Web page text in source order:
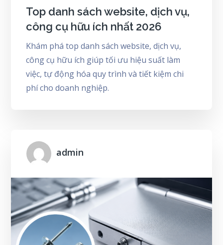
Top danh sách website, dịch vụ,
công cụ hữu ích nhất 2026
Khám phá top danh sách website, dịch vụ,
công cụ hữu ích giúp tối ưu hiệu suất làm
việc, tự động hóa quy trình và tiết kiệm chi
phí cho doanh nghiệp.
admin